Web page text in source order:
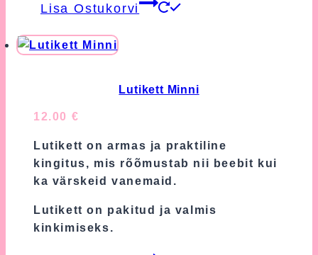
Lisa Ostukorvi
Lutikett Minni
12.00 €
Lutikett on armas ja praktiline
kingitus, mis rõõmustab nii beebit kui
ka värskeid vanemaid.
Lutikett on pakitud ja valmis
kinkimiseks.